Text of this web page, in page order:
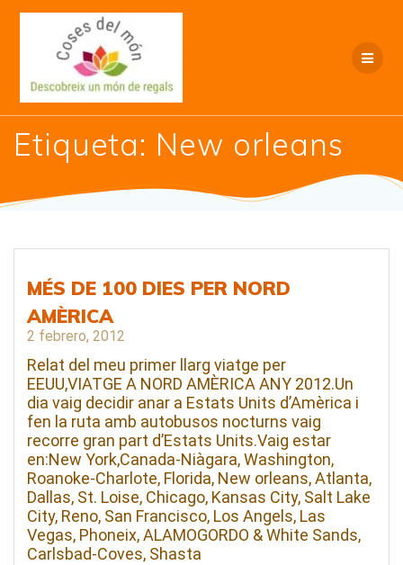
Saltar
contenido
Etiqueta: New orleans
MÉS DE 100 DIES PER NORD
AMÈRICA
2 febrero, 2012
Relat del meu primer llarg viatge per
EEUU,VIATGE A NORD AMÈRICA ANY 2012.Un
dia vaig decidir anar a Estats Units d’Amèrica i
fen la ruta amb autobusos nocturns vaig
recorre gran part d’Estats Units.Vaig estar
en:New York,Canada-Niàgara, Washington,
Roanoke-Charlote, Florida, New orleans, Atlanta,
Dallas, St. Loise, Chicago, Kansas City, Salt Lake
City, Reno, San Francisco, Los Angels, Las
Vegas, Phoneix, ALAMOGORDO & White Sands,
Carlsbad-Coves, Shasta